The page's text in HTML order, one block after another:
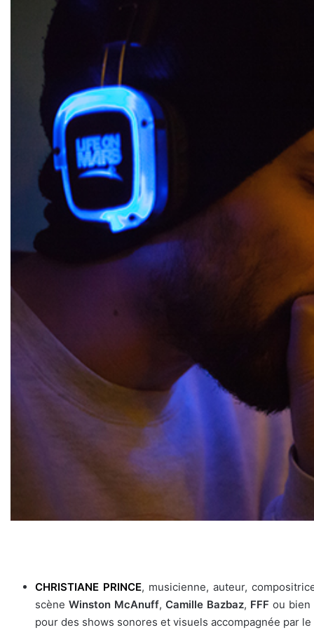
CHRISTIANE PRINCE, musicienne, auteur,
scène Winston McAnuff, Camille Bazbaz, FFF ou bien
pour des shows sonores et visuels accompagnée par